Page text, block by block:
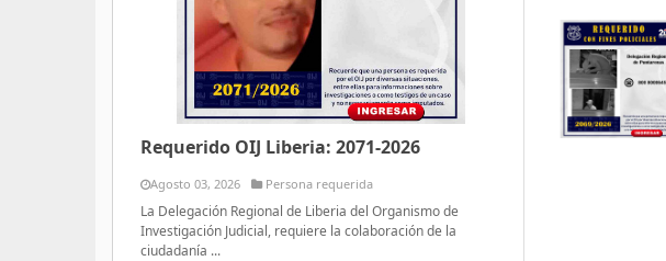
Requerido OIJ Liberia: 2071-2026
Agosto 03, 2026 Persona requerida
La Delegación Regional de Liberia del Organismo de
Investigación Judicial, requiere la colaboración de la
ciudadanía ...